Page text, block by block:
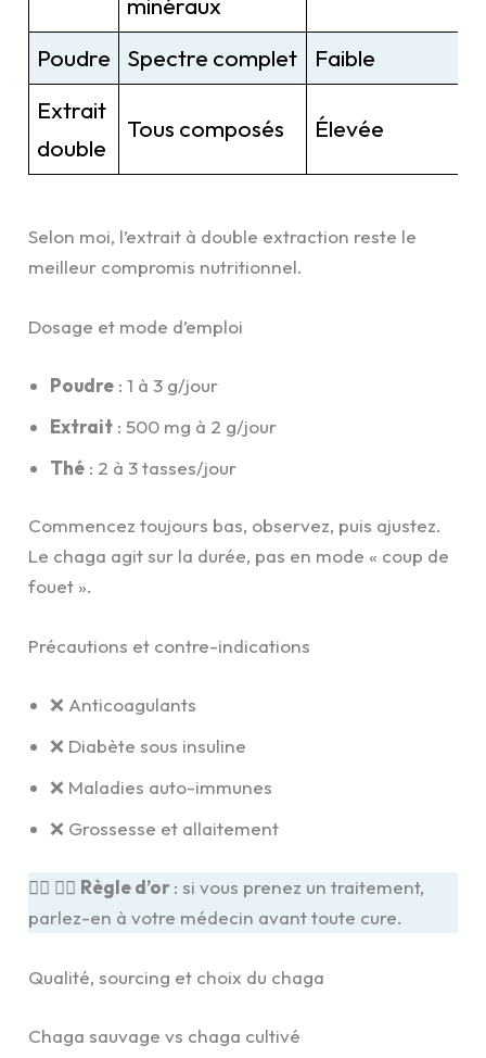
minéraux
Poudre Spectre complet
Faible
Extrait
double
Tous composés Élevée
Selon moi, l’extrait à double extraction reste le
meilleur compromis nutritionnel.
Dosage et mode d’emploi
Poudre : 1 à 3 g/jour
Extrait : 500 mg à 2 g/jour
Thé : 2 à 3 tasses/jour
Commencez toujours bas, observez, puis ajustez.
Le chaga agit sur la durée, pas en mode « coup de
fouet ».
Précautions et contre-indications
❌ Anticoagulants
❌ Diabète sous insuline
❌ Maladies auto-immunes
❌ Grossesse et allaitement
👩‍⚕️ 👨‍⚕️ Règle d’or: si vous prenez un traitement,
parlez-en à votre médecin avant toute cure.
Qualité, sourcing et choix du chaga
Chaga sauvage vs chaga cultivé